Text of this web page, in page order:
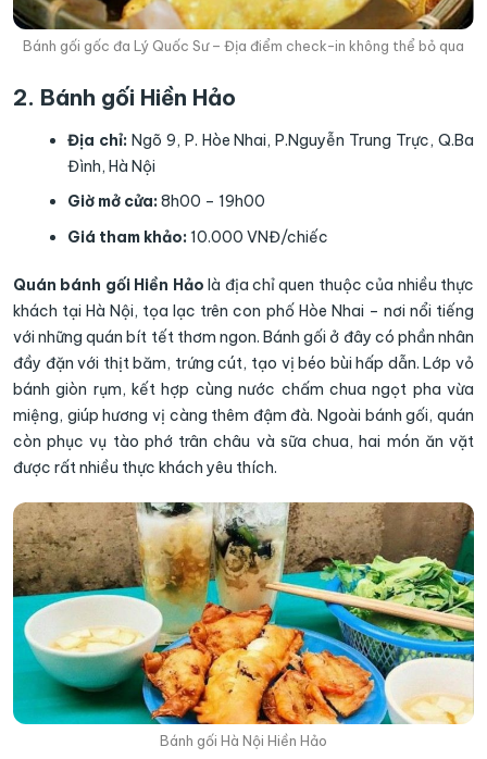
Bánh gối gốc đa Lý Quốc Sư – Địa điểm check-in không thể bỏ qua
2. Bánh gối Hiền Hảo
Địa chỉ: Ngõ 9, P. Hòe Nhai, P.Nguyễn Trung Trực, Q.Ba
Đình, Hà Nội
Giờ mở cửa: 8h00 – 19h00
Giá tham khảo: 10.000 VNĐ/chiếc
Quán bánh gối Hiền Hảo là địa chỉ quen thuộc của nhiều thực
khách tại Hà Nội, tọa lạc trên con phố Hòe Nhai – nơi nổi tiếng
với những quán bít tết thơm ngon. Bánh gối ở đây có phần nhân
đầy đặn với thịt băm, trứng cút, tạo vị béo bùi hấp dẫn. Lớp vỏ
bánh giòn rụm, kết hợp cùng nước chấm chua ngọt pha vừa
miệng, giúp hương vị càng thêm đậm đà. Ngoài bánh gối, quán
còn phục vụ tào phớ trân châu và sữa chua, hai món ăn vặt
được rất nhiều thực khách yêu thích.
Bánh gối Hà Nội Hiền Hảo